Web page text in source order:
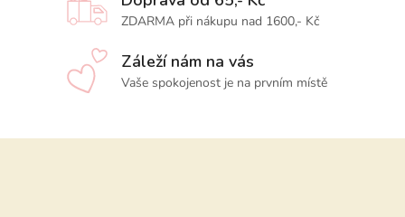
ZDARMA při nákupu nad 1600,- Kč
Záleží nám na vás
Vaše spokojenost je na prvním místě